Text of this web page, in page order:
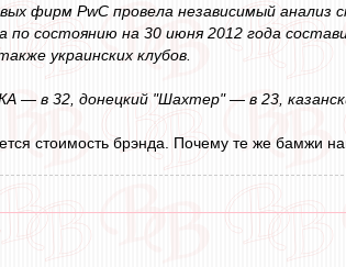
фирм PwC провела независимый
по состоянию на 30 июня 2012 года
украинских клубов.
— в 32, донецкий "Шахтер" — в 23,
стоимость брэнда. Почему те же бамжи